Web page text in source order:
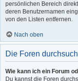
persönlichen Bereich
deren Benutzernamen
von den Listen entfernen.
Nach oben
Die Foren
Wie kann ich ein Forum
Du kannst die Foren